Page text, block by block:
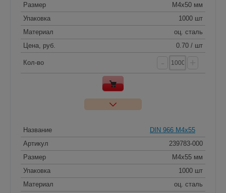
Размер
M4x50 мм
Упаковка
1000 шт
Материал
оц. сталь
Цена, руб.
0.70 / шт
Кол-во
Название
DIN 966 M4x55
Артикул
239783-000
Размер
M4x55 мм
Упаковка
1000 шт
Материал
оц. сталь